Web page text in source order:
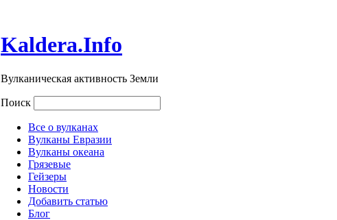
Kaldera.Info
Вулканическая активность Земли
Поиск
Все о вулканах
Вулканы Евразии
Вулканы океана
Грязевые
Гейзеры
Новости
Добавить статью
Блог